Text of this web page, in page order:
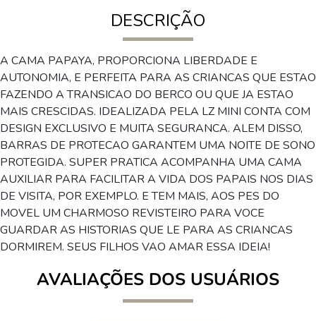
DESCRIÇÃO
A CAMA PAPAYA, PROPORCIONA LIBERDADE E
AUTONOMIA, E PERFEITA PARA AS CRIANCAS QUE ESTAO
FAZENDO A TRANSICAO DO BERCO OU QUE JA ESTAO
MAIS CRESCIDAS. IDEALIZADA PELA LZ MINI CONTA COM
DESIGN EXCLUSIVO E MUITA SEGURANCA. ALEM DISSO,
BARRAS DE PROTECAO GARANTEM UMA NOITE DE SONO
PROTEGIDA. SUPER PRATICA ACOMPANHA UMA CAMA
AUXILIAR PARA FACILITAR A VIDA DOS PAPAIS NOS DIAS
DE VISITA, POR EXEMPLO. E TEM MAIS, AOS PES DO
MOVEL UM CHARMOSO REVISTEIRO PARA VOCE
GUARDAR AS HISTORIAS QUE LE PARA AS CRIANCAS
DORMIREM. SEUS FILHOS VAO AMAR ESSA IDEIA!
AVALIAÇÕES DOS USUÁRIOS